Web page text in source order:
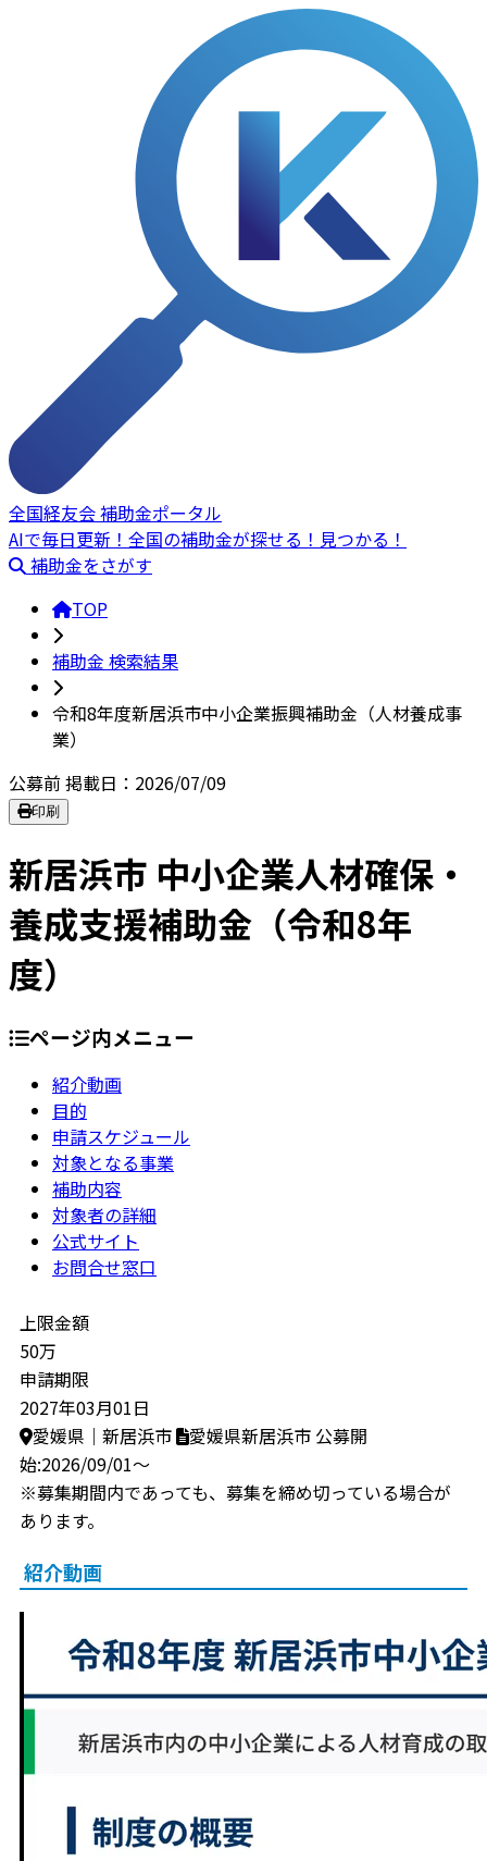
全国経友会 補助金ポータル
AIで毎日更新！全国の補助金が探せる！見つかる！
補助金をさがす
TOP
補助金 検索結果
令和8年度新居浜市中小企業振興補助金（人材養成事
業）
公募前掲載日：2026/07/09
印刷
新居浜市 中小企業人材確保・
養成支援補助金（令和8年
度）
ページ内メニュー
紹介動画
目的
申請スケジュール
対象となる事業
補助内容
対象者の詳細
公式サイト
お問合せ窓口
上限金額
50万
申請期限
2027年03月01日
愛媛県｜新居浜市
愛媛県新居浜市 公募開
始:2026/09/01～
※募集期間内であっても、募集を締め切っている場合が
あります。
紹介動画